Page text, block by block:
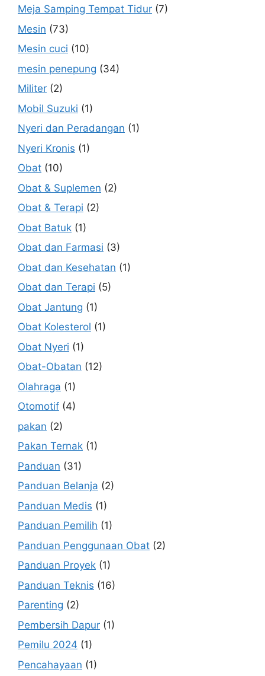
Meja Samping Tempat Tidur (7)
Mesin (73)
Mesin cuci (10)
mesin penepung (34)
Militer (2)
Mobil Suzuki (1)
Nyeri dan Peradangan (1)
Nyeri Kronis (1)
Obat (10)
Obat & Suplemen (2)
Obat & Terapi (2)
Obat Batuk (1)
Obat dan Farmasi (3)
Obat dan Kesehatan (1)
Obat dan Terapi (5)
Obat Jantung (1)
Obat Kolesterol (1)
Obat Nyeri (1)
Obat-Obatan (12)
Olahraga (1)
Otomotif (4)
pakan (2)
Pakan Ternak (1)
Panduan (31)
Panduan Belanja (2)
Panduan Medis (1)
Panduan Pemilih (1)
Panduan Penggunaan Obat (2)
Panduan Proyek (1)
Panduan Teknis (16)
Parenting (2)
Pembersih Dapur (1)
Pemilu 2024 (1)
Pencahayaan (1)